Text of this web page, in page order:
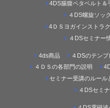
4DS腸腹ペタベルト＆
４DS螺旋ソッ
4ＤＳヨガインスト
４DSセミナー
4ds商品
４DSのテンプ
４ＤＳの各部門の説明
セミナー受講のルール
４DSセミ